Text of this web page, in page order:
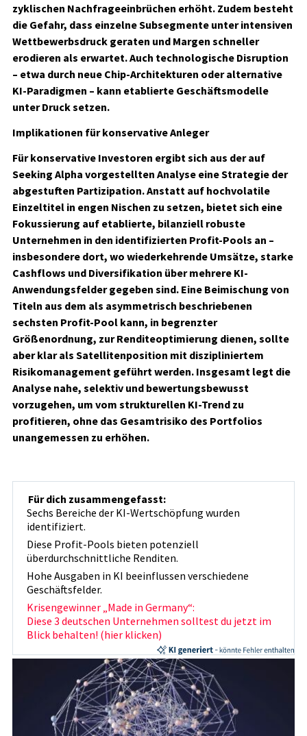
zyklischen Nachfrageeinbrüchen erhöht. Zudem besteht
die Gefahr, dass einzelne Subsegmente unter intensiven
Wettbewerbsdruck geraten und Margen schneller
erodieren als erwartet. Auch technologische Disruption
– etwa durch neue Chip-Architekturen oder alternative
KI-Paradigmen – kann etablierte Geschäftsmodelle
unter Druck setzen.
Implikationen für konservative Anleger
Für konservative Investoren ergibt sich aus der auf
Seeking Alpha vorgestellten Analyse eine Strategie der
abgestuften Partizipation. Anstatt auf hochvolatile
Einzeltitel in engen Nischen zu setzen, bietet sich eine
Fokussierung auf etablierte, bilanziell robuste
Unternehmen in den identifizierten Profit-Pools an –
insbesondere dort, wo wiederkehrende Umsätze, starke
Cashflows und Diversifikation über mehrere KI-
Anwendungsfelder gegeben sind. Eine Beimischung von
Titeln aus dem als asymmetrisch beschriebenen
sechsten Profit-Pool kann, in begrenzter
Größenordnung, zur Renditeoptimierung dienen, sollte
aber klar als Satellitenposition mit diszipliniertem
Risikomanagement geführt werden. Insgesamt legt die
Analyse nahe, selektiv und bewertungsbewusst
vorzugehen, um vom strukturellen KI-Trend zu
profitieren, ohne das Gesamtrisiko des Portfolios
unangemessen zu erhöhen.
Für dich zusammengefasst:
Sechs Bereiche der KI-Wertschöpfung wurden
identifiziert.
Diese Profit-Pools bieten potenziell
überdurchschnittliche Renditen.
Hohe Ausgaben in KI beeinflussen verschiedene
Geschäftsfelder.
Krisengewinner „Made in Germany“:
Diese 3 deutschen Unternehmen solltest du jetzt im
Blick behalten! (hier klicken)